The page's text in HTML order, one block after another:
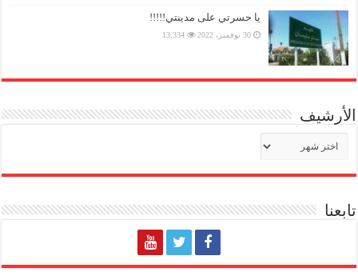
يا حسرتي على مدينتي!!!!!
30 نوفمبر، 2022 13,334
الأرشيف
الأرشيف
تابعنا